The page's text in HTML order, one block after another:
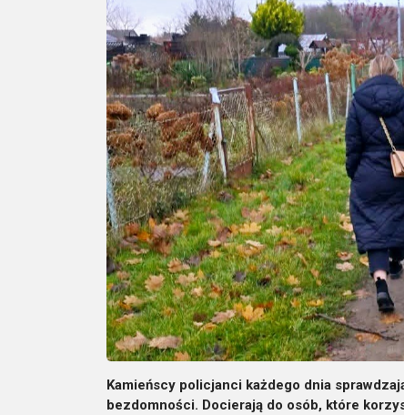
Kamieńscy policjanci każdego dnia
bezdomności. Docierają do osób, które